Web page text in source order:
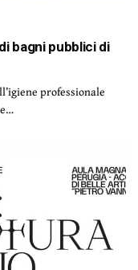
bagni pubblici di
professionale